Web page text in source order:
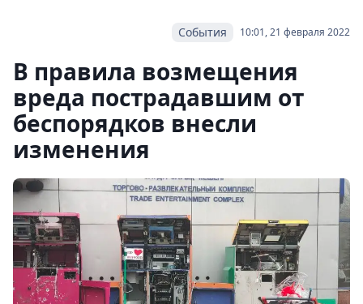
10:01, 21 февраля 2022
События
В правила возмещения
вреда пострадавшим от
беспорядков внесли
изменения